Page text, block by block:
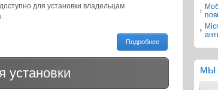
для установки владельцам
Подробнее
установки МЫ